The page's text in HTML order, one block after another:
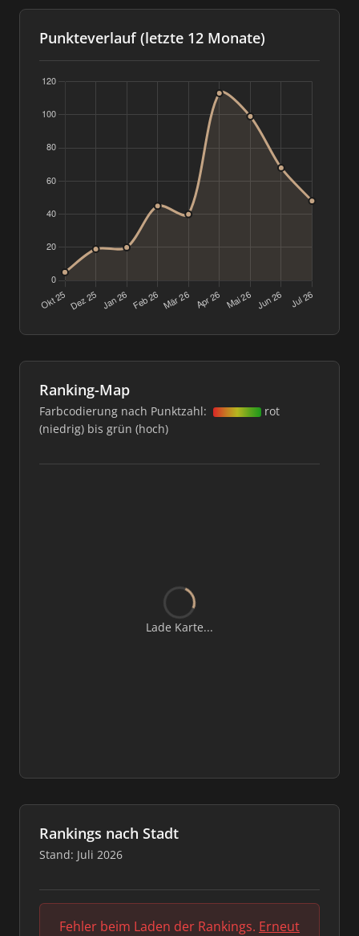
Punkteverlauf (letzte 12 Monate)
Ranking-Map
Farbcodierung nach Punktzahl:
rot
(niedrig) bis grün (hoch)
Lade Karte...
Rankings nach Stadt
Stand: Juli 2026
Fehler beim Laden der Rankings. Erneut